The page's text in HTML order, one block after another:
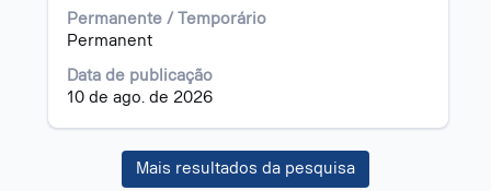
Permanente / Temporário
Permanent
Data de publicação
10 de ago. de 2026
barra
de
pressionada
para
visualizar
Mais resultados da pesquisa